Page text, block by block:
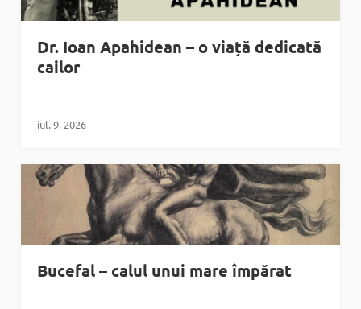
Dr. Ioan Apahidean – o viață dedicată
cailor
iul. 9, 2026
Bucefal – calul unui mare împărat